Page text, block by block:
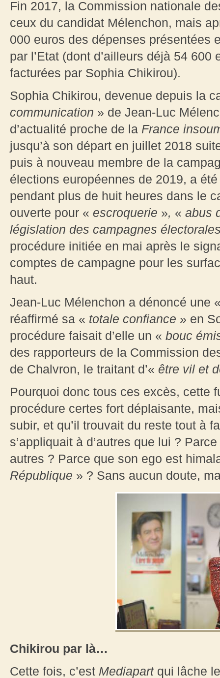
Fin 2017, la Commission nationale
ceux du candidat Mélenchon, mais
000 euros des dépenses présentées
par l’Etat (dont d’ailleurs déjà 54
facturées par Sophia Chikirou).
Sophia Chikirou, devenue depuis la
communication » de Jean-Luc
d’actualité proche de la France
jusqu’à son départ en juillet 2018
puis à nouveau membre de la
élections européennes de 2019, a
pendant plus de huit heures dans le
ouverte pour « escroquerie », « abus
législation des campagnes
procédure initiée en mai après le
comptes de campagne pour les
haut.
Jean-Luc Mélenchon a dénoncé une
réaffirmé sa « totale confiance » en
procédure faisait d’elle un « bouc
des rapporteurs de la Commission
de Chalvron, le traitant d’« être vil et
Pourquoi donc tous ces excès, cette
procédure certes fort déplaisante,
subir, et qu’il trouvait du reste tout à
s’appliquait à d’autres que lui ?
autres ? Parce que son ego est
République » ? Sans aucun doute,
Chikirou par là…
Cette fois, c’est Mediapartqui lâche